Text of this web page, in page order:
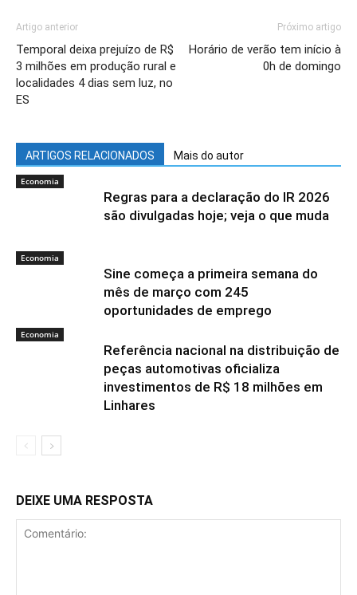
Artigo anterior
Temporal deixa prejuízo de R$
3 milhões em produção rural e
localidades 4 dias sem luz, no
ES
Próximo artigo
Horário de verão tem início à
0h de domingo
ARTIGOS RELACIONADOS Mais do autor
Economia
Regras para a declaração do IR 2026
são divulgadas hoje; veja o que muda
Economia
Sine começa a primeira semana do
mês de março com 245
oportunidades de emprego
Economia
Referência nacional na distribuição de
peças automotivas oficializa
investimentos de R$ 18 milhões em
Linhares
DEIXE UMA RESPOSTA